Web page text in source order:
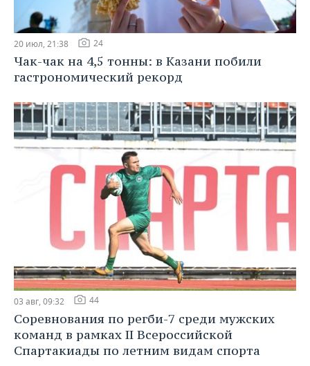
20 июл, 21:38 24
Чак-чак на 4,5 тонны: в Казани побили
гастрономический рекорд
03 авг, 09:32 44
Соревнования по регби-7 среди мужских
команд в рамках II Всероссийской
Спартакиады по летним видам спорта